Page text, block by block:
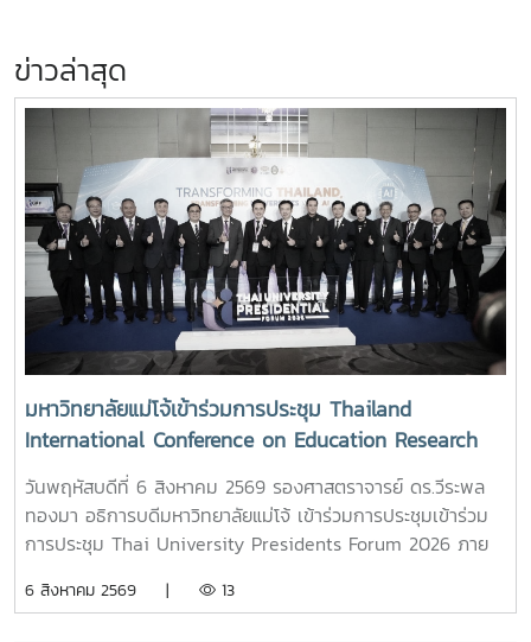
ข่าวล่าสุด
มหาวิทยาลัยแม่โจ้เข้าร่วมการประชุม Thailand
International Conference on Education Research
(ThaiCER) 2026
วันพฤหัสบดีที่ 6 สิงหาคม 2569 รองศาสตราจารย์ ดร.วีระพล
ทองมา อธิการบดีมหาวิทยาลัยแม่โจ้ เข้าร่วมการประชุมเข้าร่วม
การประชุม Thai University Presidents Forum 2026 ภาย
ได้รับเกียรติจาก ศาสตราจารย์ ดร.ยศชนัน วงศ์สวัสดิ์ รองนายก
6 สิงหาคม 2569 | 13